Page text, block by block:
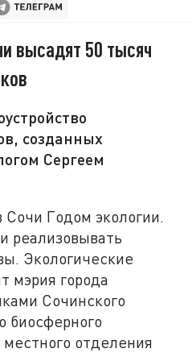
высадят 50 тысяч
созданных
Сергеем
Сочи Годом экологии.
реализовывать
Экологические
мэрия города
Сочинского
биосферного
отделения